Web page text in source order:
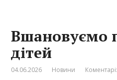
Вшановуємо
дітей
04.06.2026 Новини